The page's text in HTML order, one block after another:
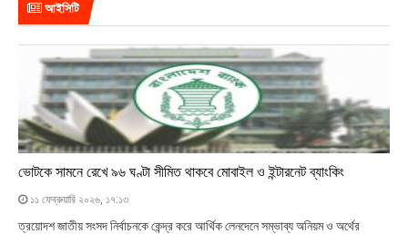
আইসিটি
ভোটকে সামনে রেখে ৯৬ ঘণ্টা সীমিত থাকবে মোবাইল ও ইন্টারনেট ব্যাংকিং
১১ ফেব্রুয়ারি ২০২৬, ১৭:১৩
ত্রয়োদশ জাতীয় সংসদ নির্বাচনকে কেন্দ্র করে আর্থিক লেনদেনে সম্ভাব্য অনিয়ম ও অর্থের